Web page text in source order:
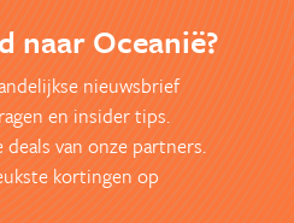
naar Oceanië?
nieuwsbrief
en insider tips.
van onze partners.
kortingen op